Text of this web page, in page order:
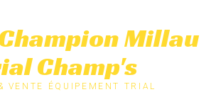
Millau
Champ's
VENTE ÉQUIPEMENT TRIAL